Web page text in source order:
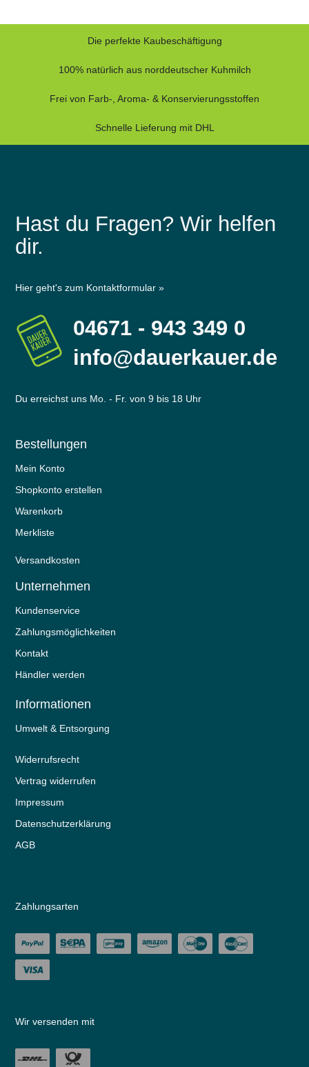
Die perfekte Kaubeschäftigung
100% natürlich aus norddeutscher Kuhmilch
Frei von Farb-, Aroma- & Konservierungsstoffen
Schnelle Lieferung mit DHL
Hast du Fragen? Wir helfen
dir.
Hier geht's zum Kontaktformular »
04671 - 943 349 0
info@dauerkauer.de
Du erreichst uns Mo. - Fr. von 9 bis 18 Uhr
Bestellungen
Mein Konto
Shopkonto erstellen
Warenkorb
Merkliste
Versandkosten
Unternehmen
Kundenservice
Zahlungsmöglichkeiten
Kontakt
Händler werden
Informationen
Umwelt & Entsorgung
Widerrufs­recht
Vertrag widerrufen
Impressum
Daten­schutz­erklärung
AGB
Zahlungsarten
Wir versenden mit